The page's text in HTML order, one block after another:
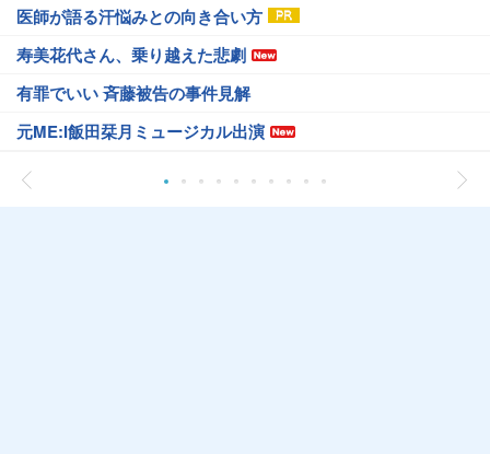
医師が語る汗悩みとの向き合い方
寿美花代さん、乗り越えた悲劇
有罪でいい 斉藤被告の事件見解
元ME:I飯田栞月ミュージカル出演